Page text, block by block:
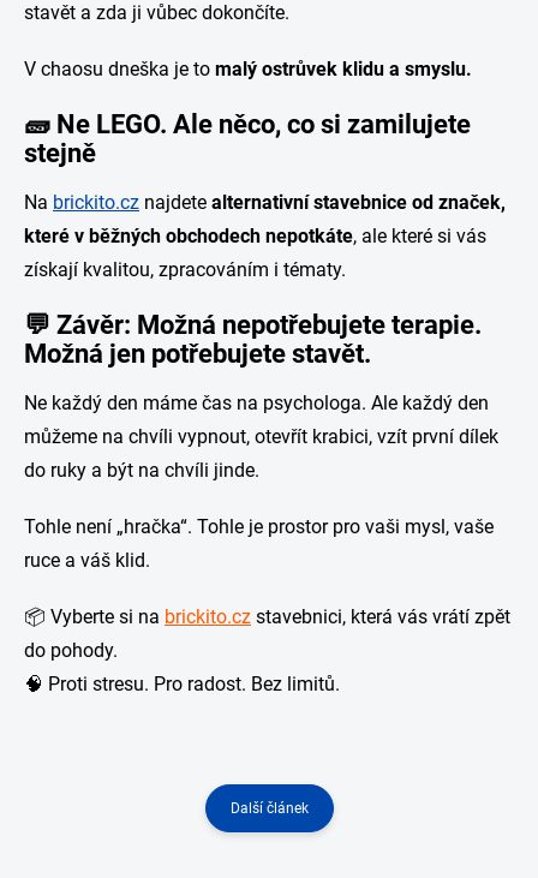
stavět a zda ji vůbec dokončíte.
V chaosu dneška je to malý ostrůvek klidu a smyslu.
🧱 Ne LEGO. Ale něco, co si zamilujete
stejně
Na brickito.cz najdete alternativní stavebnice od značek,
které v běžných obchodech nepotkáte, ale které si vás
získají kvalitou, zpracováním i tématy.
💬 Závěr: Možná nepotřebujete terapie.
Možná jen potřebujete stavět.
Ne každý den máme čas na psychologa. Ale každý den
můžeme na chvíli vypnout, otevřít krabici, vzít první dílek
do ruky a být na chvíli jinde.
Tohle není „hračka“. Tohle je prostor pro vaši mysl, vaše
ruce a váš klid.
📦 Vyberte si na brickito.cz stavebnici, která vás vrátí zpět
do pohody.
🧠 Proti stresu. Pro radost. Bez limitů.
Další článek